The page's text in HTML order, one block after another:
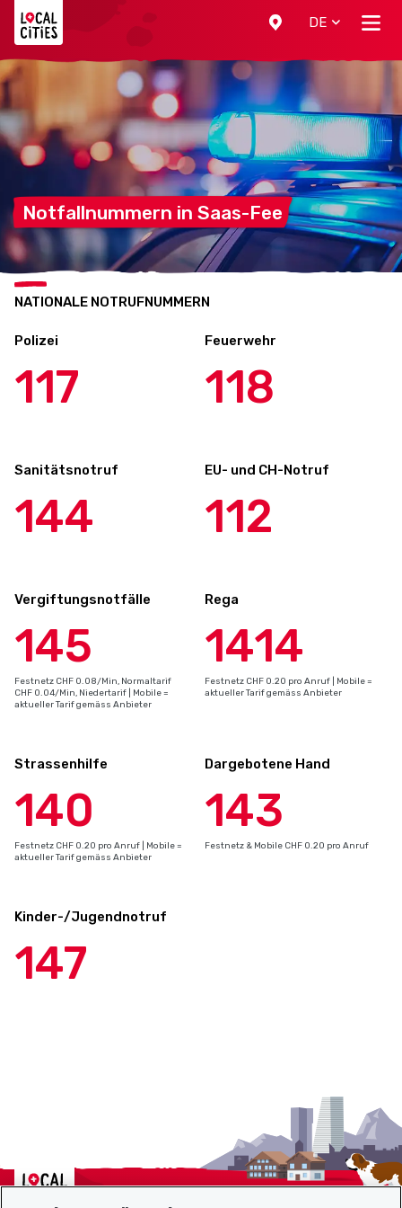
DE
Notfallnummern in Saas-Fee
NATIONALE NOTRUFNUMMERN
Polizei
117
Feuerwehr
118
Sanitätsnotruf
144
EU- und CH-Notruf
112
Vergiftungsnotfälle
145
Festnetz CHF 0.08/Min, Normaltarif
CHF 0.04/Min, Niedertarif | Mobile =
aktueller Tarif gemäss Anbieter
Rega
1414
Festnetz CHF 0.20 pro Anruf | Mobile =
aktueller Tarif gemäss Anbieter
Strassenhilfe
140
Festnetz CHF 0.20 pro Anruf | Mobile =
aktueller Tarif gemäss Anbieter
Dargebotene Hand
143
Festnetz & Mobile CHF 0.20 pro Anruf
Kinder-/Jugendnotruf
147
Localcities